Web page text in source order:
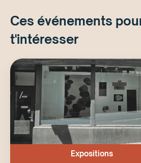
Ces événements
t'intéresser
Expositions